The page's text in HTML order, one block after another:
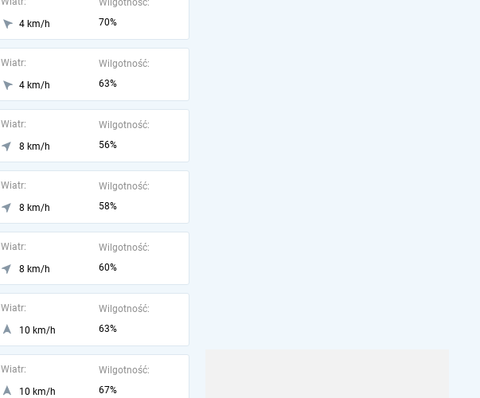
4 km/h
Wilgotność:
70%
Wiatr:
4 km/h
Wilgotność:
63%
Wiatr:
8 km/h
Wilgotność:
56%
Wiatr:
8 km/h
Wilgotność:
58%
Wiatr:
8 km/h
Wilgotność:
60%
Wiatr:
10 km/h
Wilgotność:
63%
Wiatr:
10 km/h
Wilgotność:
67%